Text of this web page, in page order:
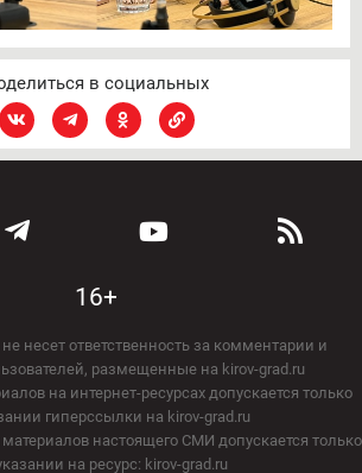
в социальных
16+
несет ответственность за комментарии и
размещенные на kirov-grad.ru
на интернет-ресурсах допускается только
гиперссылки на kirov-grad.ru
настоящего СМИ допускается только
на ресурс: kirov-grad.ru